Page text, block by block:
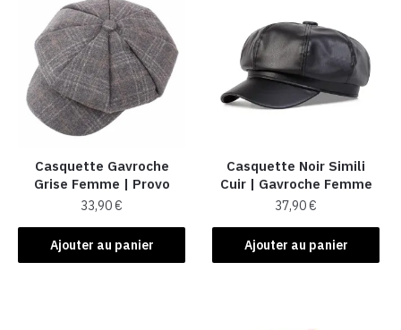
Casquette Gavroche
Grise Femme​ | Provo
33,90€
Ajouter au panier
Casquette Noir Simili
Cuir​ | Gavroche Femme
37,90€
Ajouter au panier